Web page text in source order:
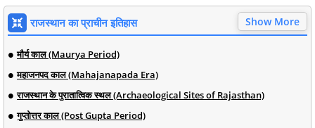
राजस्थान का प्राचीन इतिहास Show More
मौर्य काल (Maurya Period)
महाजनपद काल (Mahajanapada Era)
राजस्थान के पुरातात्विक स्थल (Archaeological Sites of Rajasthan)
गुप्तोत्तर काल (Post Gupta Period)